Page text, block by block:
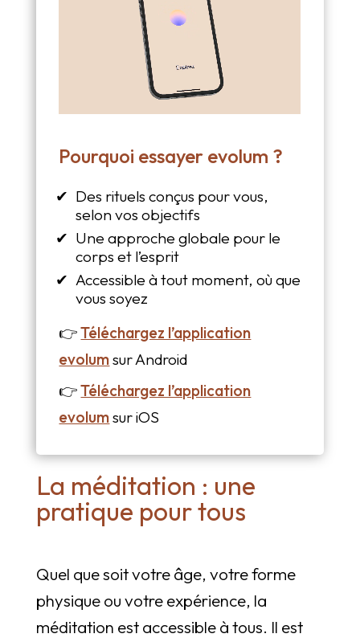
Pourquoi essayer evolum ?
Des rituels conçus pour vous,
selon vos objectifs
Une approche globale pour le
corps et l’esprit
Accessible à tout moment, où que
vous soyez
👉Téléchargez l’application
evolumsur Android
👉Téléchargez l’application
evolumsur iOS
La méditation : une
pratique pour tous
Quel que soit votre âge, votre forme
physique ou votre expérience, la
méditation est accessible à tous. Il est